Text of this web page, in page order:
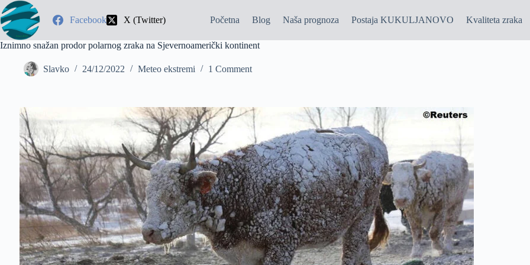
Facebook X (Twitter) Početna Blog Naša prognoza Postaja KUKULJANOVO Kvaliteta zraka
Iznimno snažan prodor polarnog zraka na Sjevernoamerički kontinent
Slavko 24/12/2022 Meteo ekstremi 1 Comment